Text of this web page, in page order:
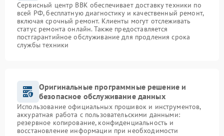
Сервисный центр BBK обеспечивает доставку техники по
всей РФ, бесплатную диагностику и качественный ремонт,
включая срочный ремонт. Клиенты могут отслеживать
статус ремонта онлайн. Также предоставляется
постгарантийное обслуживание для продления срока
службы техники
Оригинальные программные решение и
безопасное обслуживание данных
Использование официальных прошивок и инструментов,
аккуратная работа с пользовательскими данными:
резервное копирование, конфиденциальность и
восстановление информации при необходимости